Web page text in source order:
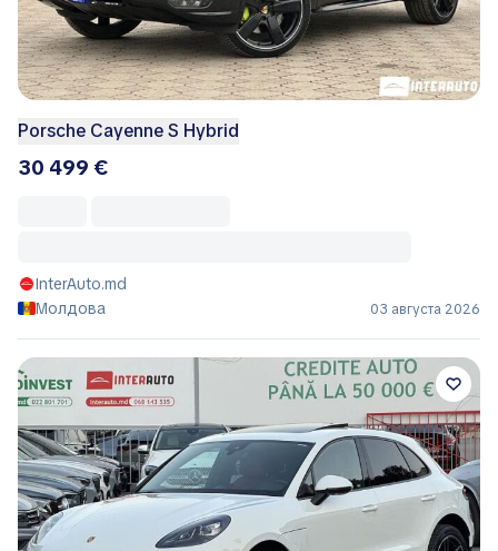
Porsche Cayenne S Hybrid
30 499 €
InterAuto.md
Молдова
03 августа 2026